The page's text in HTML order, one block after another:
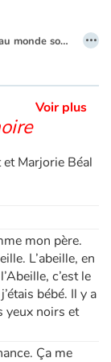
Lorsque Caramela, la vache, met au monde son veau, elle en est convaincue : c’est le plus beau. Elle commence par lui donner un nom tout doux, Sweety Candy. Puis elle lui fabrique des colliers de fleurs pour le mettre en valeur, le fait courir et sauter pour le rendre plus musclé. Jusqu’au jour où Manolo vient inspecter ses taureaux : le plus beau est choisi pour la corrida ! Sweety Candy devient El Stécaché.
…
Voir plus
Marjorie Béal
mon père.
L’abeille, en
c’est le
bébé. Il y a
yeux noirs et
Ça me